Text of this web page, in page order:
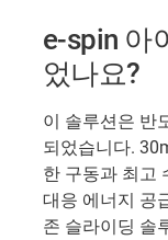
e-spin 아
었나요?
이 솔루션은 반
되었습니다.
한 구동과 최고
대응 에너지 공
존 슬라이딩 솔